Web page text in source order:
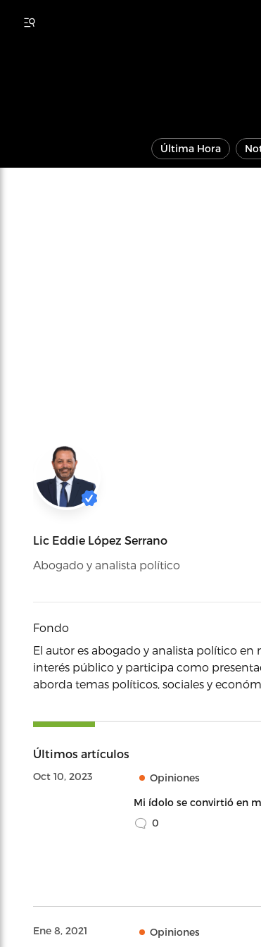
Última Hora
Lic Eddie López Serrano
Abogado y analista político
Fondo
El autor es abogado y analista político
interés público y participa como
aborda temas políticos, sociales y
Últimos artículos
Oct 10, 2023 Opiniones
Mi ídolo se convirtió en
0
Ene 8, 2021 Opiniones